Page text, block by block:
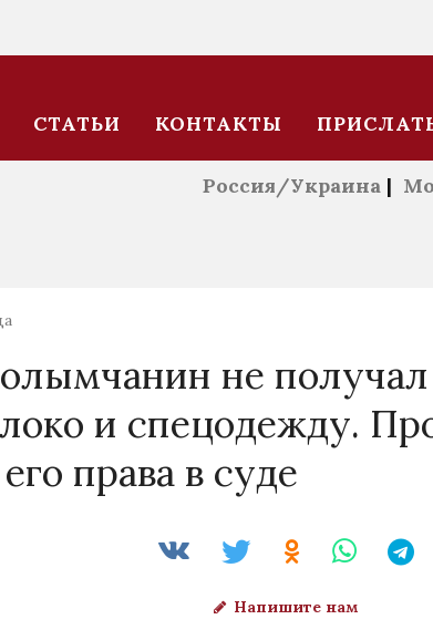
СТАТЬИ КОНТАКТЫ
Россия/Украина |
не
и спецодежду.
права в суде
Напишите нам